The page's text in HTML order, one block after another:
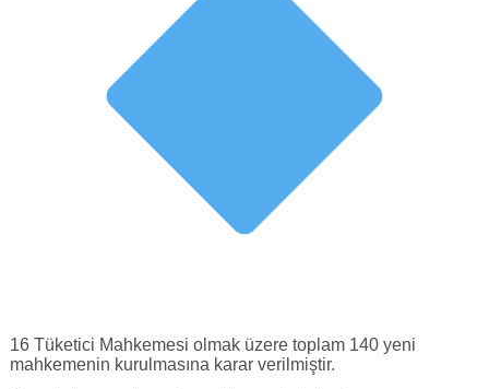
16 Tüketici Mahkemesi olmak üzere toplam 140 yeni
mahkemenin kurulmasına karar verilmiştir.